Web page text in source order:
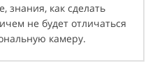
знания, как сделать
не будет отличаться
камеру.